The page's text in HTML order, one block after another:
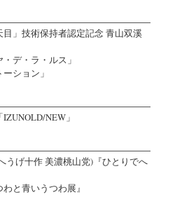
」技術保持者認定記念 青山双溪
デ・ラ・ルス」
ション」
NEW」
うげ十作 美濃桃山党)『ひとりでへ
と青いうつわ展』